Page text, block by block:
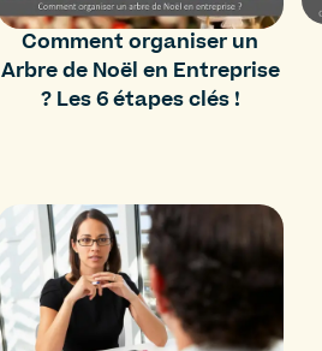
Comment organiser un
Arbre de Noël en Entreprise
? Les 6 étapes clés !